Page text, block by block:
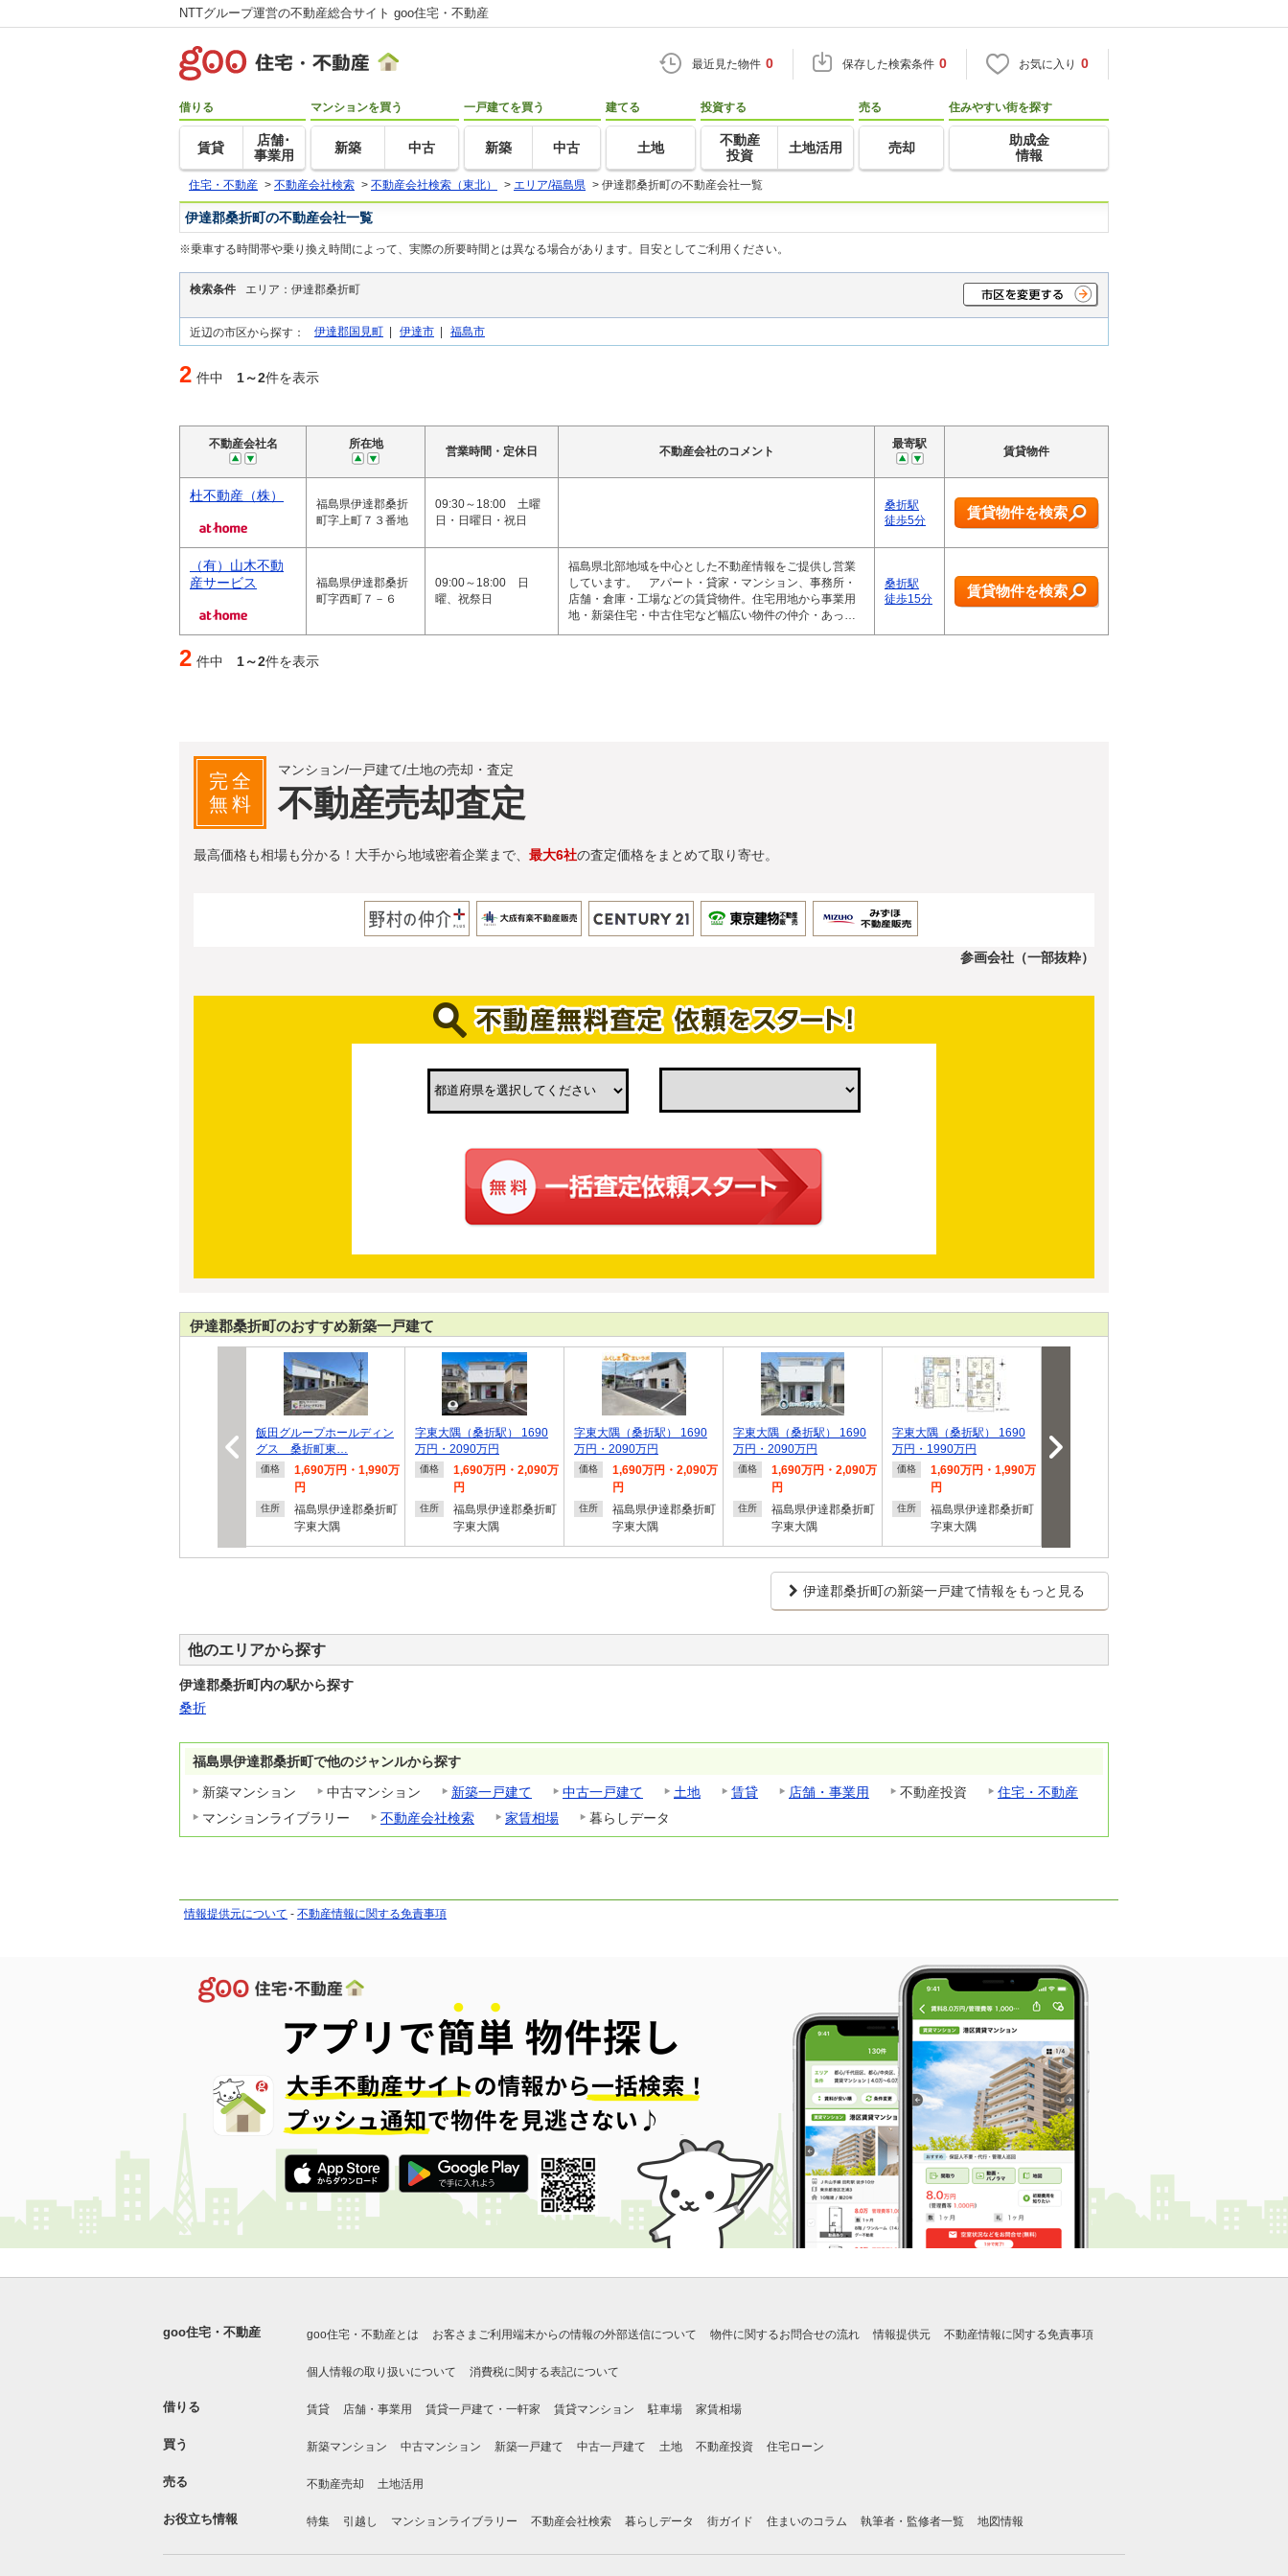
NTTグループ運営の不動産総合サイト goo住宅・不動産
最近見た物件 0 保存した検索条件 0 お気に入り 0
借りる
賃貸
店舗･
事業用
マンションを買う
新築 中古
一戸建てを買う
新築 中古
建てる
土地
投資する
不動産
投資
土地活用
売る
売却
住みやすい街を探す
助成金
情報
住宅・不動産 > 不動産会社検索 > 不動産会社検索（東北） > エリア/福島県 > 伊達郡桑折町の不動産会社一覧
伊達郡桑折町の不動産会社一覧
※乗車する時間帯や乗り換え時間によって、実際の所要時間とは異なる場合があります。目安としてご利用ください。
検索条件 エリア：伊達郡桑折町
近辺の市区から探す： 伊達郡国見町 | 伊達市 | 福島市
2 件中 1～2件を表示
不動産会社名 所在地
営業時間・定休日 不動産会社のコメント
最寄駅
賃貸物件
杜不動産（株）
福島県伊達郡桑折
町字上町７３番地
09:30～18:00 土曜
日・日曜日・祝日
桑折駅
徒歩5分
賃貸物件を検索
（有）山木不動
産サービス
福島県伊達郡桑折
町字西町７－６
09:00～18:00 日
曜、祝祭日
福島県北部地域を中心とした不動産情報をご提供し営業
しています。 アパート・貸家・マンション、事務所・
店舗・倉庫・工場などの賃貸物件。住宅用地から事業用
地・新築住宅・中古住宅など幅広い物件の仲介・あっ…
桑折駅
徒歩15分
賃貸物件を検索
2 件中 1～2件を表示
完全
無料
マンション/一戸建て/土地の売却・査定
不動産売却査定
最高価格も相場も分かる！大手から地域密着企業まで、 最大6社の査定価格をまとめて取り寄せ。
参画会社（一部抜粋）
伊達郡桑折町のおすすめ新築一戸建て
飯田グループホールディン
グス 桑折町東…
価格
1,690万円・1,990万
円
住所
福島県伊達郡桑折町
字東大隅
字東大隅（桑折駅） 1690
万円・2090万円
価格
1,690万円・2,090万
円
住所
福島県伊達郡桑折町
字東大隅
字東大隅（桑折駅） 1690
万円・2090万円
価格
1,690万円・2,090万
円
住所
福島県伊達郡桑折町
字東大隅
字東大隅（桑折駅） 1690
万円・2090万円
価格
1,690万円・2,090万
円
住所
福島県伊達郡桑折町
字東大隅
字東大隅（桑折駅） 1690
万円・1990万円
価格
1,690万円・1,990万
円
住所
福島県伊達郡桑折町
字東大隅
万円・2090万円
伊達郡桑折町の新築一戸建て情報をもっと見る
他のエリアから探す
伊達郡桑折町内の駅から探す
桑折
福島県伊達郡桑折町で他のジャンルから探す
新築マンション
中古マンション 新築一戸建て 中古一戸建て 土地 賃貸 店舗・事業用 不動産投資
住宅・不動産
マンションライブラリー
不動産会社検索 家賃相場 暮らしデータ
情報提供元について - 不動産情報に関する免責事項
goo住宅・不動産 goo住宅・不動産とは お客さまご利用端末からの情報の外部送信について 物件に関するお問合せの流れ 情報提供元 不動産情報に関する免責事項
個人情報の取り扱いについて 消費税に関する表記について
借りる 賃貸 店舗・事業用 賃貸一戸建て・一軒家 賃貸マンション 駐車場 家賃相場
買う 新築マンション 中古マンション 新築一戸建て 中古一戸建て 土地 不動産投資 住宅ローン
売る 不動産売却 土地活用
お役立ち情報 特集 引越し マンションライブラリー 不動産会社検索 暮らしデータ 街ガイド 住まいのコラム 執筆者・監修者一覧 地図情報